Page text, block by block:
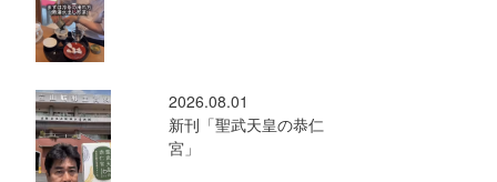
2026.08.01
新刊「聖武天皇の恭仁
宮」